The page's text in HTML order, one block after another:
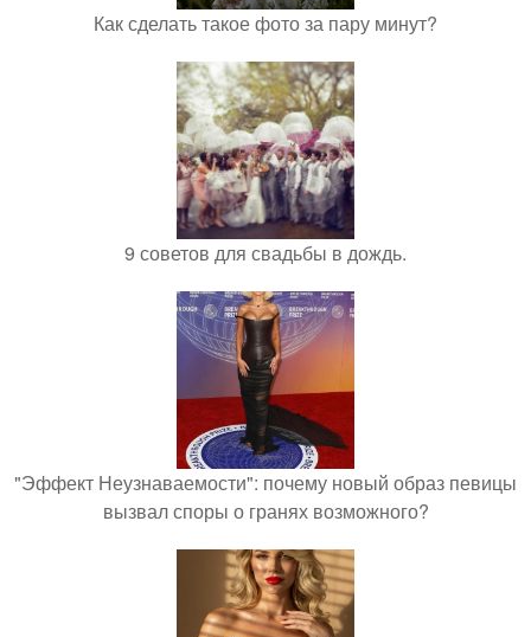
Как сделать такое фото за пару минут?
9 советов для свадьбы в дождь.
"Эффект Неузнаваемости": почему новый образ певицы
вызвал споры о гранях возможного?